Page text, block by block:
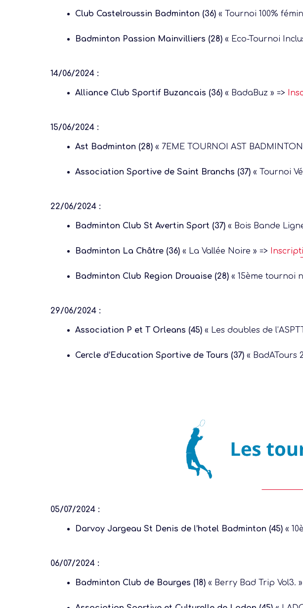
Club Castelroussin Badminton (36) « Tournoi 100%
Badminton Passion Mainvilliers (28) « Eco-Tournoi
14/06/2024 :
Alliance Club Sportif Buzancais (36) « BadaBuz » =>
15/06/2024 :
Ast Badminton (28) « 7EME TOURNOI AST BADMINTON
Association Sportive de Saint Branchs (37) « Tournoi
22/06/2024 :
Badminton Club St Avertin Sport (37) « Bois Bande
Badminton La Châtre (36) « La Vallée Noire » =>
Badminton Club Region Drouaise (28) « 15ème tournoi
29/06/2024 :
Association P et T Orleans (45) « Les doubles de
Cercle d’Education Sportive de Tours (37) « BadATours
05/07/2024 :
Darvoy Jargeau St Denis de l’hotel Badminton (45) «
06/07/2024 :
Badminton Club de Bourges (18) « Berry Bad Trip Vol3. »